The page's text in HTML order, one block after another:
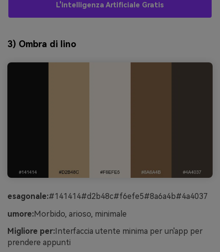
L'intelligenza Artificiale Gratis
3) Ombra di lino
esagonale:#141414#d2b48c#f6efe5#8a6a4b#4a4037
umore:Morbido, arioso, minimale
Migliore per: Interfaccia utente minima per un'app per
prendere appunti